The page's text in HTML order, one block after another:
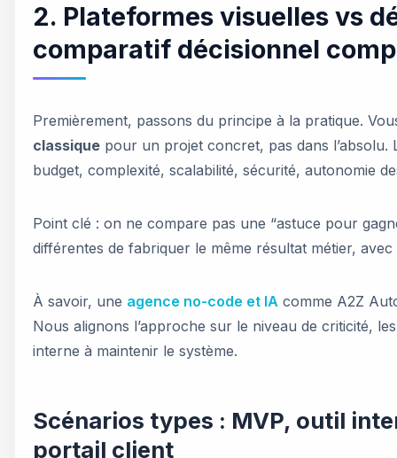
2. Plateformes visuelles vs
comparatif décisionnel
Premièrement, passons du principe à la pratique.
classique pour un projet concret, pas dans
budget, complexité, scalabilité, sécurité, autonomie
Point clé : on ne compare pas une “astuce pour
différentes de fabriquer le même résultat métier,
À savoir, une agence no-code et IA comme A2Z
Nous alignons l’approche sur le niveau de criticité,
interne à maintenir le système.
Scénarios types : MVP, outil
portail client